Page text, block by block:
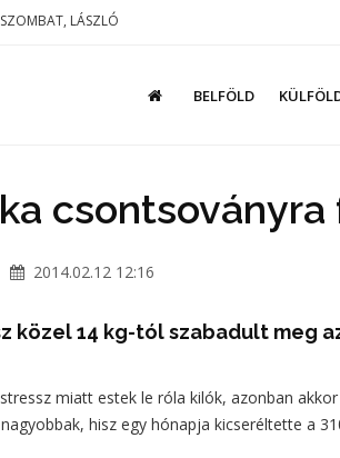
LÁSZLÓ
BELFÖLD
2014.02.12 12:16
közel 14 kg-tól szabadult meg
miatt estek le róla kilók, azonban
hisz egy hónapja kicseréltette a